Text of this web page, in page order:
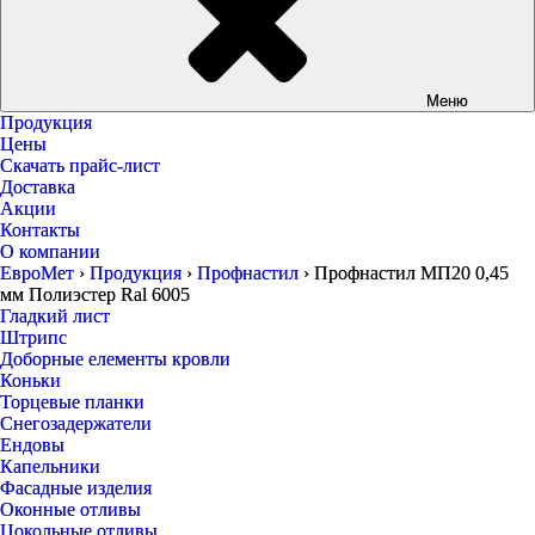
Меню
Продукция
Цены
Скачать прайс-лист
Доставка
Акции
Контакты
О компании
ЕвроМет › Продукция › Профнастил › Профнастил МП20 0,45
мм Полиэстер Ral 6005
Гладкий лист
Штрипс
Доборные елементы кровли
Коньки
Торцевые планки
Снегозадержатели
Ендовы
Капельники
Фасадные изделия
Оконные отливы
Цокольные отливы